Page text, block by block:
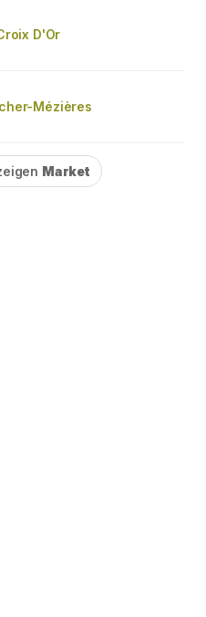
D'Or
Mézières
Market